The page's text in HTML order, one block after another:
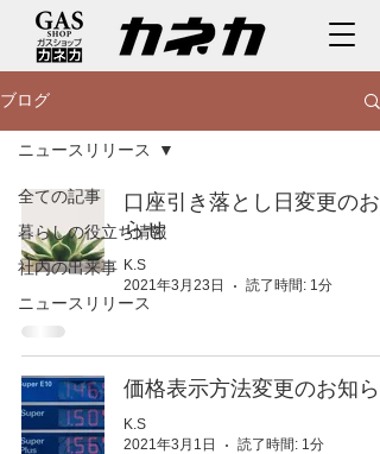
ブログ
全ての記事
暮らしの役立ち情報
社内の出来事
ニュースリリース
ニュースリリース
口座引き落とし日変更のお
らせ
K.S
2021年3月23日
読了時間: 1分
価格表示方法変更のお知ら
K.S
2021年3月1日
読了時間: 1分